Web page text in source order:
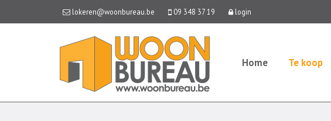
lokeren@woonbureau.be 09 348 37 19 login
Home Te koop